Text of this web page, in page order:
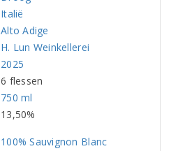
Italië
Alto Adige
H. Lun Weinkellerei
2025
6 flessen
750 ml
13,50%
100% Sauvignon Blanc